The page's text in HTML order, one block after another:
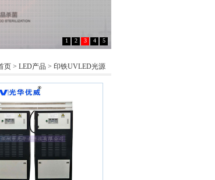
1 2 3 4 5
页 > LED产品 > 印铁UVLED光源